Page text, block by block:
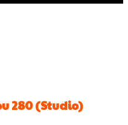
280 (Studio)